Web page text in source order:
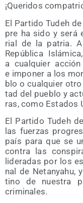
¡Que­ri­dos
El Par­ti­do Tudeh
pre ha sido y será
rial de la patria.
Repú­bli­ca
a cual­quier
e impo­ner a los
blo o cual­quier
tad del pue­blo y
ras, como Esta­dos
El Par­ti­do Tudeh
las fuer­zas
país para que se
con­tra las
lide­ra­das por los
nal de Netan­yahu,
tino de nues­tra
criminales.